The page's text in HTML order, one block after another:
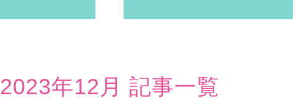
2023年12月 記事一覧